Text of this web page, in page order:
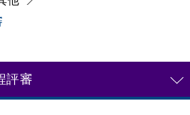
評審